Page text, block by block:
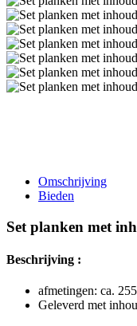
Omschrijving
Bieden
Set planken met
Beschrijving :
afmetingen: ca.
Geleverd met